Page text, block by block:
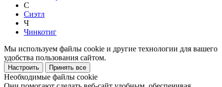
С
Сиэтл
Ч
Чинкотиг
Мы используем файлы cookie и другие технологии для вашего
удобства пользования сайтом.
Настроить Принять все
Необходимые файлы cookie